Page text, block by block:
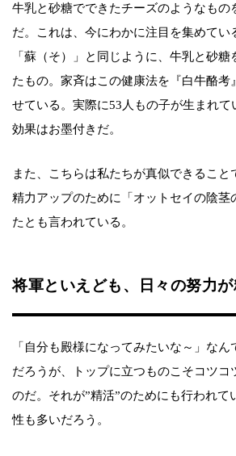
牛乳と砂糖でできたチーズのようなもの
だ。これは、今にわかに注目を集めてい
「蘇（そ）」と同じように、牛乳と砂糖
たもの。家斉はこの健康法を『白牛酪考
せている。実際に53人もの子が生まれて
効果はお墨付きだ。
また、こちらは私たちが真似できること
精力アップのために「オットセイの陰茎
たとも言われている。
将軍といえども、日々の努力
「自分も殿様になってみたいな～」な
だろうが、トップに立つものこそコツコ
のだ。それが”精活”のためにも行われて
性も多いだろう。